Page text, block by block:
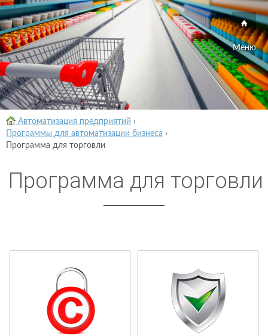
Меню
Автоматизация предприятий ›
Программы для автоматизации бизнеса ›
Программа для торговли
Программа для торговли